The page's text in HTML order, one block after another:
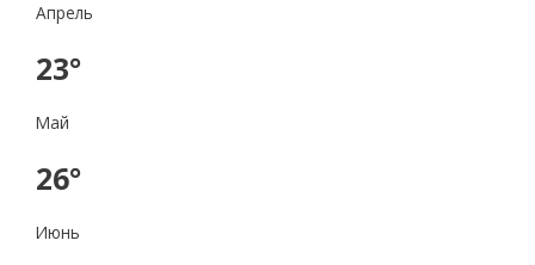
Апрель
23°
Май
26°
Июнь